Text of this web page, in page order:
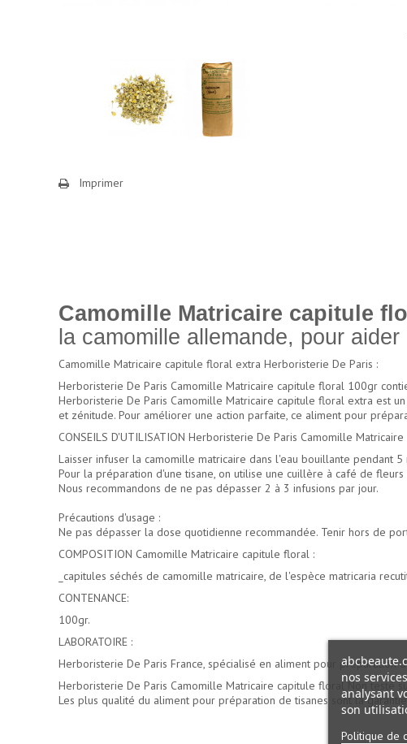
Imprimer
Camomille Matricaire capitule
la camomille allemande, pour
Camomille Matricaire capitule floral extra Herboristerie De Paris :
Herboristerie De Paris Camomille Matricaire capitule floral 100gr
Herboristerie De Paris Camomille Matricaire capitule floral extra est
et zénitude. Pour améliorer une action parfaite, ce aliment pour
CONSEILS D'UTILISATION Herboristerie De Paris Camomille
Laisser infuser la camomille matricaire dans l'eau bouillante pendant
Pour la préparation d'une tisane, on utilise une cuillère à café de
Nous recommandons de ne pas dépasser 2 à 3 infusions par jour.
Précautions d'usage :
Ne pas dépasser la dose quotidienne recommandée. Tenir hors de
COMPOSITION Camomille Matricaire capitule floral :
_capitules séchés de camomille matricaire, de l'espèce matricaria
CONTENANCE:
100gr.
LABORATOIRE :
Herboristerie De Paris France, spécialisé en aliment pour préparation
Herboristerie De Paris Camomille Matricaire capitule floral Non testé
Les plus qualité du aliment pour préparation de tisanes sont la
nos
analysant
son
Politique de